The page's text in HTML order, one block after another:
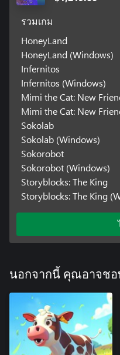
รวมเกม
HoneyLand
HoneyLand (Windows)
Infernitos
Infernitos (Windows)
Mimi the Cat: New
Mimi the Cat: New
Sokolab
Sokolab (Windows)
Sokorobot
Sokorobot (Windows)
Storyblocks: The King
Storyblocks: The King
นอกจากนี้ คุณอาจชอ